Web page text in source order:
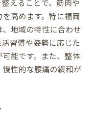
えることで、筋肉や
高めます。特に福岡
地域の特性に合わせ
習慣や姿勢に応じた
能です。また、整体
性的な腰痛の緩和が